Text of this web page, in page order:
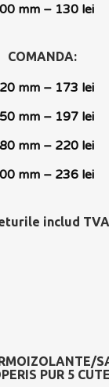
mm – 130 lei
COMANDA:
mm – 173 lei
mm – 197 lei
mm – 220 lei
mm – 236 lei
includ TVA
PUR 5 CUTE